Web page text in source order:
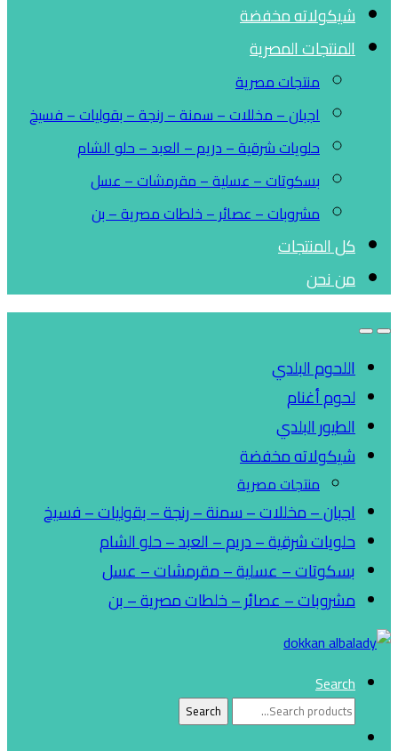
شيكولاته مخفضة
المنتجات المصرية
منتجات مصرية
اجبان – مخللات – سمنة – رنجة – بقوليات – فسيخ
حلويات شرقية – دريم – العبد – حلو الشام
بسكوتات – عسلية – مقرمشات – عسل
مشروبات – عصائر – خلطات مصرية – بن
كل المنتجات
من نحن
اللحوم البلدي
لحوم أغنام
الطيور البلدي
شيكولاته مخفضة
منتجات مصرية
اجبان – مخللات – سمنة – رنجة – بقوليات – فسيخ
حلويات شرقية – دريم – العبد – حلو الشام
بسكوتات – عسلية – مقرمشات – عسل
مشروبات – عصائر – خلطات مصرية – بن
Search
Search
Search